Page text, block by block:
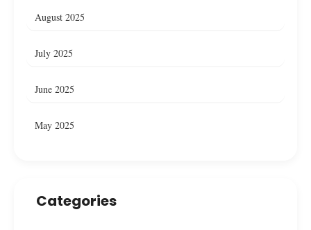
August 2025
July 2025
June 2025
May 2025
Categories